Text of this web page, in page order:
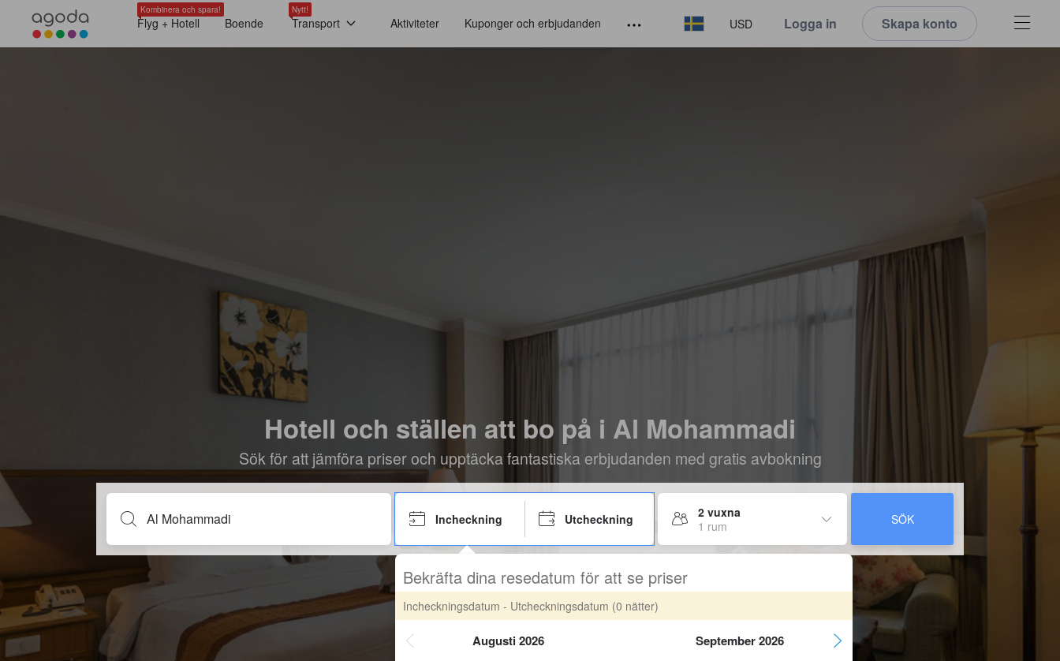
Kombinera och spara!
Flyg + Hotell Boende
Nytt!
Transport Aktiviteter Kuponger och erbjudanden USD Logga in Skapa konto
Hotell och ställen att bo på i Al Mohammadi
Sök för att jämföra priser och upptäcka fantastiska erbjudanden med gratis avbokning
Incheckning Utcheckning
2 vuxna
1 rum
SÖK
Bekräfta dina resedatum för att se priser
Incheckningsdatum - Utcheckningsdatum (0 nätter)
Augusti 2026 September 2026